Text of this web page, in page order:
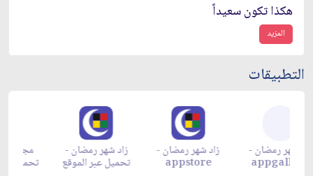
هكذا تكون سعيداً
المزيد
التطبيقات
زاد شهر رمضان -
تحميل عبر الموقع
زاد شهر رمضان -
appstore
زاد شهر رمضان -
appgallery